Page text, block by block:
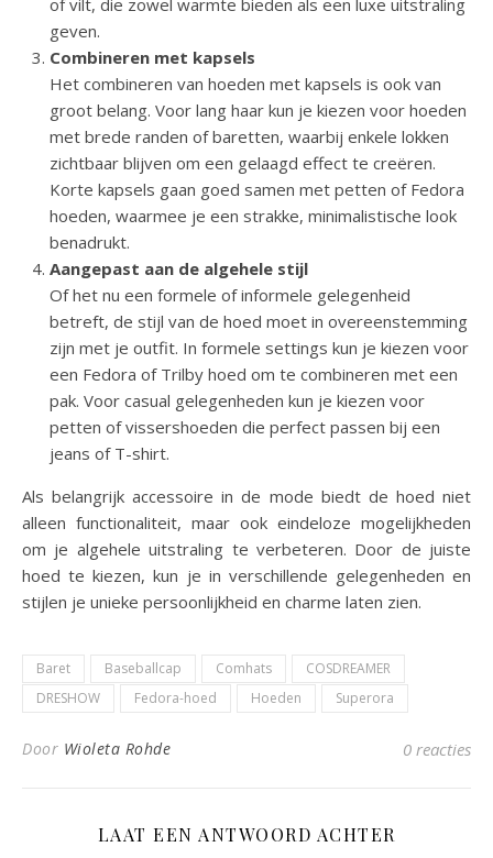
of vilt, die zowel warmte bieden als een luxe uitstraling
geven.
Combineren met kapsels
Het combineren van hoeden met kapsels is ook van
groot belang. Voor lang haar kun je kiezen voor hoeden
met brede randen of baretten, waarbij enkele lokken
zichtbaar blijven om een gelaagd effect te creëren.
Korte kapsels gaan goed samen met petten of Fedora
hoeden, waarmee je een strakke, minimalistische look
benadrukt.
Aangepast aan de algehele stijl
Of het nu een formele of informele gelegenheid
betreft, de stijl van de hoed moet in overeenstemming
zijn met je outfit. In formele settings kun je kiezen voor
een Fedora of Trilby hoed om te combineren met een
pak. Voor casual gelegenheden kun je kiezen voor
petten of vissershoeden die perfect passen bij een
jeans of T-shirt.
Als belangrijk accessoire in de mode biedt de hoed niet
alleen functionaliteit, maar ook eindeloze mogelijkheden
om je algehele uitstraling te verbeteren. Door de juiste
hoed te kiezen, kun je in verschillende gelegenheden en
stijlen je unieke persoonlijkheid en charme laten zien.
Baret Baseballcap Comhats
COSDREAMER
DRESHOW
Fedora-hoed Hoeden Superora
Door Wioleta Rohde 0 reacties
LAAT EEN ANTWOORD ACHTER